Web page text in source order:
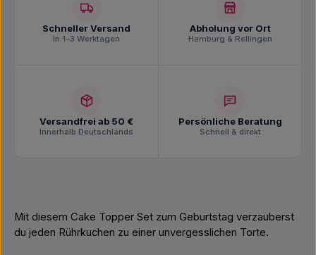
Schneller Versand
In 1–3 Werktagen
Abholung vor Ort
Hamburg & Rellingen
Versandfrei ab 50 €
Innerhalb Deutschlands
Persönliche Beratung
Schnell & direkt
Mit diesem Cake Topper Set zum Geburtstag verzauberst
du jeden Rührkuchen zu einer unvergesslichen Torte.